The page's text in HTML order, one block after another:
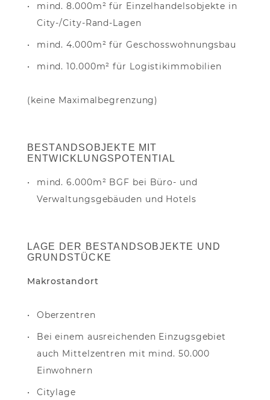
mind. 8.000m² für Einzelhandelsobjekte in
City-/City-Rand-Lagen
mind. 4.000m² für Geschosswohnungsbau
mind. 10.000m² für Logistikimmobilien
(keine Maximalbegrenzung)
BESTANDSOBJEKTE MIT
ENTWICKLUNGSPOTENTIAL
mind. 6.000m² BGF bei Büro- und
Verwaltungsgebäuden und Hotels
LAGE DER BESTANDSOBJEKTE UND
GRUNDSTÜCKE
Makrostandort
Oberzentren
Bei einem ausreichenden Einzugsgebiet
auch Mittelzentren mit mind. 50.000
Einwohnern
Citylage